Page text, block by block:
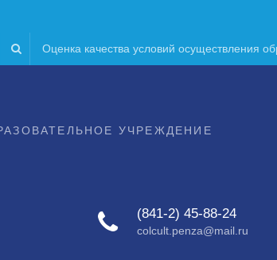
Оценка качества условий осуществления
УЧРЕЖДЕНИЕ
(841-2) 45-88-24
colcult.penza@mail.ru